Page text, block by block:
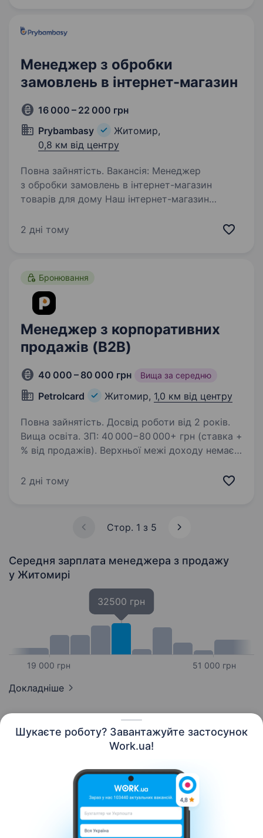
Шукаєте роботу? Завантажуйте застосунок
Work.ua!
Менеджер з обробки
замовлень в інтернет-магазин
16 000 – 22 000 грн
Prybambasy
Житомир,
0,8 км від центру
Повна зайнятість. Вакансія: Менеджер
з обробки замовлень в інтернет-магазин
товарів для дому Наш інтернет-магазин
та шукає активного і відповідального
2 дні тому
Бронювання
Менеджер з корпоративних
продажів (B2B)
40 000 – 80 000 грн Вища за середню
Petrolcard Житомир, 1,0 км від центру
Повна зайнятість. Досвід роботи від 2 років.
Вища освіта. ЗП: 40 000−80 000+ грн (ставка +
% від продажів). Верхньої межі доходу немає.
паливних карток України. Ми працюємо
2 дні тому
Стор. 1 з 5
Середня зарплата менеджера з продажу
у Житомирі
19 000 грн
32500 грн
51 000 грн
Докладніше